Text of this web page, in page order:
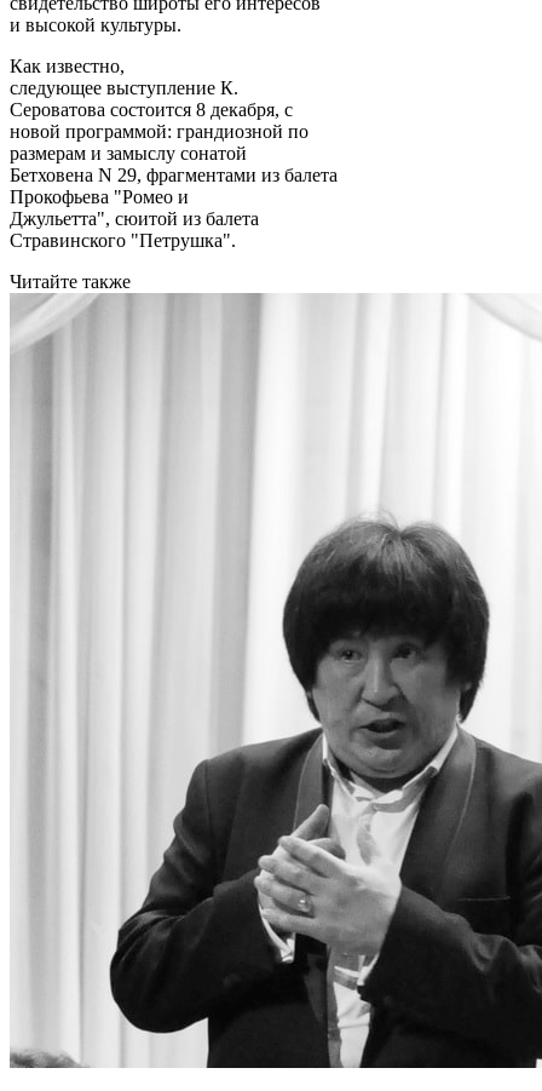
и высокой культуры.
Как известно,
следующее выступление К.
Сероватова состоится 8 декабря, с
новой программой: грандиозной по
размерам и замыслу сонатой
Бетховена N 29, фрагментами из балета
Прокофьева "Ромео и
Джульетта", сюитой из балета
Стравинского "Петрушка".
Читайте также